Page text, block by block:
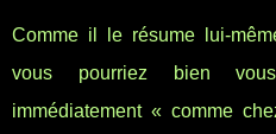
Comme il le résume lui-
vous pourriez bien
immédiatement « comme